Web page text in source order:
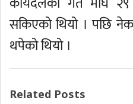
सकिएको थियो । पछि
थपेको थियो ।
Related Posts